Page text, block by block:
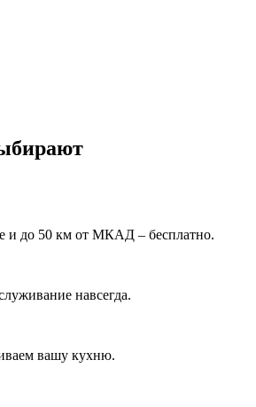
и до 50 км от МКАД – бесплатно.
навсегда.
вашу кухню.